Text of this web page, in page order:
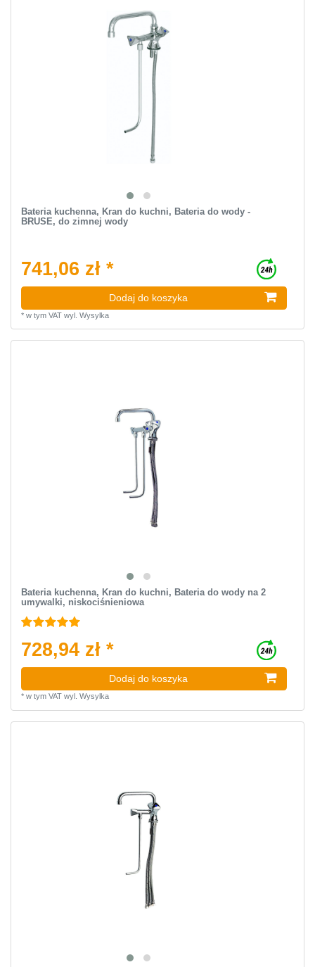
Bateria kuchenna, Kran do kuchni, Bateria do wody -
BRUSE, do zimnej wody
741,06 zł *
Dodaj do koszyka
* w tym VATwyl. Wysylka
Bateria kuchenna, Kran do kuchni, Bateria do wody na 2
umywalki, niskociśnieniowa
728,94 zł *
Dodaj do koszyka
* w tym VATwyl. Wysylka